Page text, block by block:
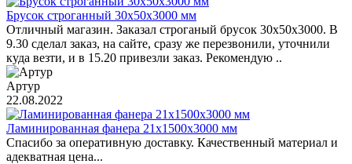
Брусок строганный 30х50х3000 мм
Отличный магазин. Заказал строганый брусок 30х50х3000. В
9.30 сделал заказ, на сайте, сразу же перезвонили, уточнили
куда везти, и в 15.20 привезли заказ. Рекомендую ..
Артур
22.08.2022
Ламинированная фанера 21х1500х3000 мм
Спасибо за оперативную доставку. Качественный материал и
адекватная цена...